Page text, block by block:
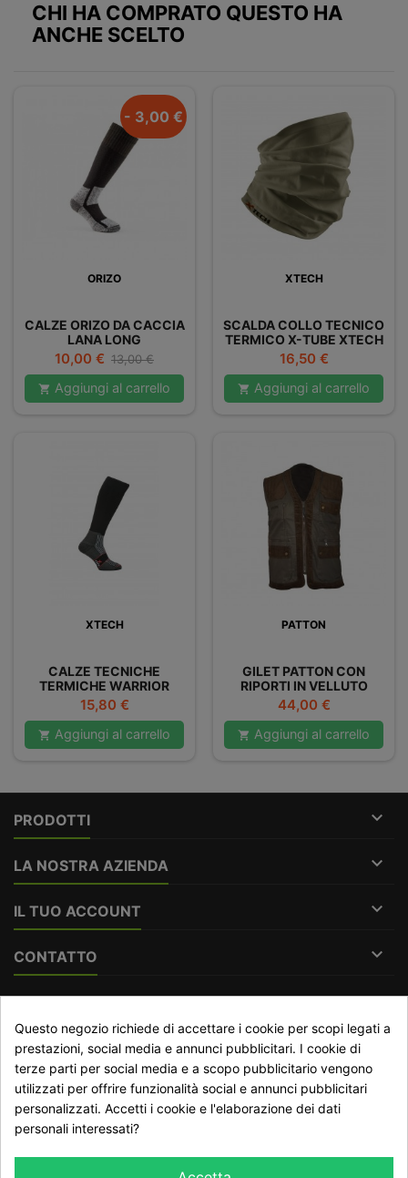
CHI HA COMPRATO QUESTO HA
ANCHE SCELTO
- 3,00 €
ORIZO
CALZE ORIZO DA CACCIA
LANA LONG
Prezzo
10,00 € Prezzo
base
13,00 €
 Aggiungi al carrello
XTECH
SCALDA COLLO TECNICO
TERMICO X-TUBE XTECH
Prezzo
16,50 €
 Aggiungi al carrello
XTECH
CALZE TECNICHE
TERMICHE WARRIOR
XTECH
Prezzo
15,80 €
 Aggiungi al carrello
PATTON
GILET PATTON CON
RIPORTI IN VELLUTO
Prezzo
44,00 €
 Aggiungi al carrello
PRODOTTI 
LA NOSTRA AZIENDA 
IL TUO ACCOUNT 
CONTATTO 
Traccia stato del recesso
NEWSLETTER
Questo negozio richiede di accettare i cookie per scopi legati a
prestazioni, social media e annunci pubblicitari. I cookie di
terze parti per social media e a scopo pubblicitario vengono
utilizzati per offrire funzionalità social e annunci pubblicitari
personalizzati. Accetti i cookie e l'elaborazione dei dati
personali interessati?